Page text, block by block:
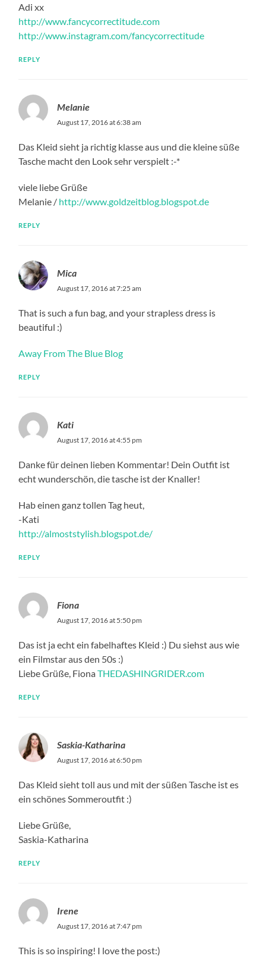
Adi xx
http://www.fancycorrectitude.com
http://www.instagram.com/fancycorrectitude
REPLY
Melanie
August 17, 2016 at 6:38 am
Das Kleid sieht ja richtig klasse aus und die kleine süße
Tasche macht den Look sehr verspielt :-*
viele liebe Grüße
Melanie / http://www.goldzeitblog.blogspot.de
REPLY
Mica
August 17, 2016 at 7:25 am
That is such a fun bag, and your strapless dress is
beautiful :)
Away From The Blue Blog
REPLY
Kati
August 17, 2016 at 4:55 pm
Danke für deinen lieben Kommentar! Dein Outfit ist
echt wunderschön, die tasche ist der Knaller!
Hab einen ganz tollen Tag heut,
-Kati
http://almoststylish.blogspot.de/
REPLY
Fiona
August 17, 2016 at 5:50 pm
Das ist ja echt ein fabelhaftes Kleid :) Du siehst aus wie
ein Filmstar aus den 50s :)
Liebe Grüße, FionaTHEDASHINGRIDER.com
REPLY
Saskia-Katharina
August 17, 2016 at 6:50 pm
Das Kleid sieht toll aus und mit der süßen Tasche ist es
ein schönes Sommeroutfit :)
Liebe Grüße,
Saskia-Katharina
REPLY
Irene
August 17, 2016 at 7:47 pm
This is so inspiring! I love the post:)